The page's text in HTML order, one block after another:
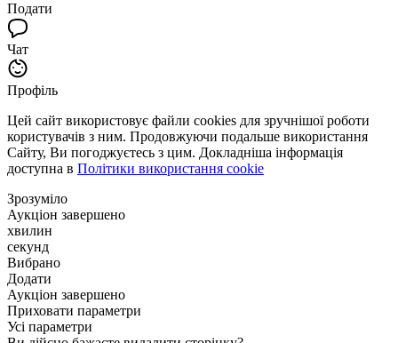
Подати
Чат
Профіль
Цей сайт використовує файли cookies для зручнішої роботи
користувачів з ним. Продовжуючи подальше використання
Сайту, Ви погоджуєтесь з цим. Докладніша інформація
доступна в Політики використання cookie
Зрозуміло
Аукціон завершено
хвилин
секунд
Вибрано
Додати
Аукціон завершено
Приховати параметри
Усі параметри